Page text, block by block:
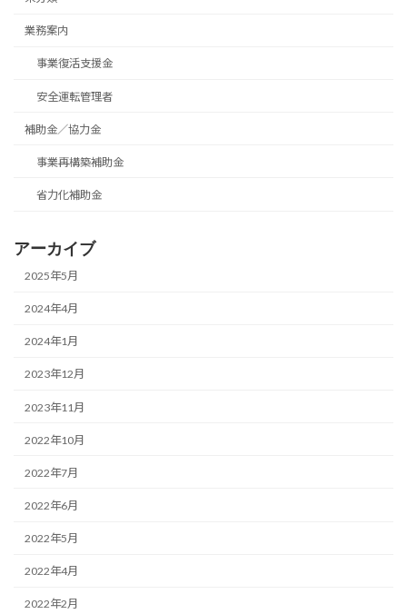
業務案内
事業復活支援金
安全運転管理者
補助金／協力金
事業再構築補助金
省力化補助金
アーカイブ
2025年5月
2024年4月
2024年1月
2023年12月
2023年11月
2022年10月
2022年7月
2022年6月
2022年5月
2022年4月
2022年2月